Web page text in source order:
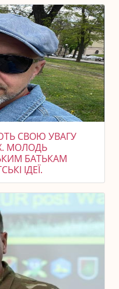
СВОЮ УВАГУ
МОЛОДЬ
БАТЬКАМ
ІДЕЇ.